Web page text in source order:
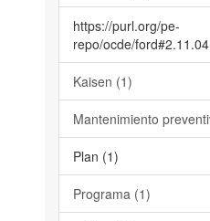
https://purl.org/pe-
repo/ocde/
Kaisen (1)
Mantenimiento
Plan (1)
Programa (1)